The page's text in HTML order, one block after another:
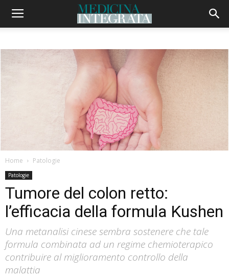
Home Patologie
Patologie
Tumore del colon retto:
l’efficacia della formula Kushen
Una metanalisi cinese sembra sostenere che tale
formula combinata ad un regime chemioterapico
contribuire al miglioramento controllo della
malattia